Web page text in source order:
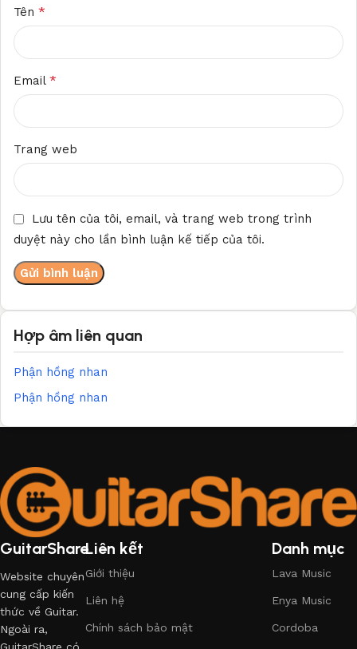
Tên *
Email *
Trang web
Lưu tên của tôi, email, và trang web trong trình
duyệt này cho lần bình luận kế tiếp của tôi.
Hợp âm liên quan
Phận hồng nhan
Phận hồng nhan
GuitarShare
Website chuyên
cung cấp kiến
thức về Guitar.
Ngoài ra,
Liên kết
Giới thiệu
Liên hệ
Chính sách bảo mật
Danh mục
Lava Music
Enya Music
Cordoba